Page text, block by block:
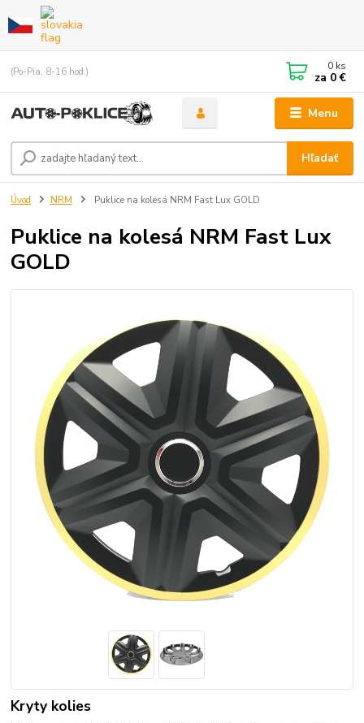
Menu
Hľadať
(Po-Pia, 8-16 hod.) 0 ks
za 0 €
Úvod NRM Puklice na kolesá NRM Fast Lux GOLD
Puklice na kolesá NRM Fast Lux
GOLD
Kryty kolies